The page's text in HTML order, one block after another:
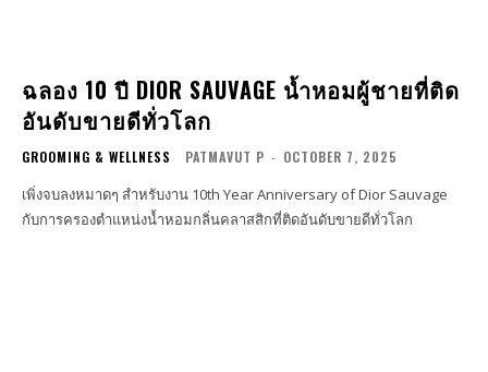
ฉลอง 10 ปี DIOR SAUVAGE น้ำหอมผู้ชายที่ติด
อันดับขายดีทั่วโลก
GROOMING & WELLNESS PATMAVUT P - OCTOBER 7, 2025
เพิ่งจบลงหมาดๆ สำหรับงาน 10th Year Anniversary of Dior Sauvage
กับการครองตำแหน่งน้ำหอมกลิ่นคลาสสิกที่ติดอันดับขายดีทั่วโลก